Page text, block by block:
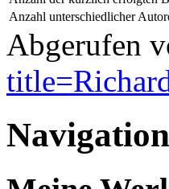
Anzahl unterschiedlicher
Abgerufen